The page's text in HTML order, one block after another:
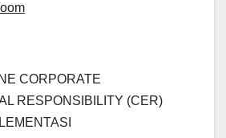
CORPORATE
RESPONSIBILITY (CER)